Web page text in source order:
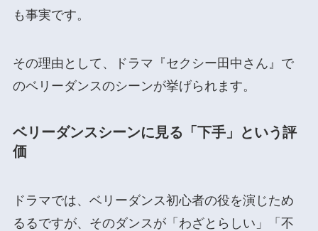
も事実です。
その理由として、ドラマ『セクシー田中さん』で
のベリーダンスのシーンが挙げられます。
ベリーダンスシーンに見る「下手」という評
価
ドラマでは、ベリーダンス初心者の役を演じため
るるですが、そのダンスが「わざとらしい」「不